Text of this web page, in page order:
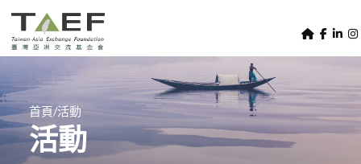
Skip to main content
TAEF
s
e
r
m
e
m
e
p
a
首頁/活動
活動